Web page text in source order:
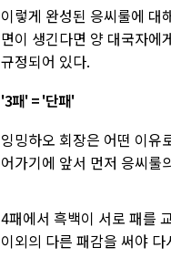
이렇게 완성된 응씨룰에 대
면이 생긴다면 양 대국자에
규정되어 있다.
'3패' = '단패'
잉밍하오 회장은 어떤 이유
어가기에 앞서 먼저 응씨
4패에서 흑백이 서로 패를
이외의 다른 패감을 써야